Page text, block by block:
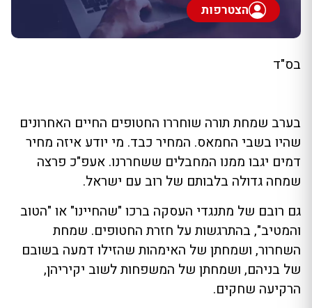
הצטרפות
בס"ד
בערב שמחת תורה שוחררו החטופים החיים האחרונים
שהיו בשבי החמאס. המחיר כבד. מי יודע איזה מחיר
דמים יגבו ממנו המחבלים ששחררנו. אעפ"כ פרצה
שמחה גדולה בלבותם של רוב עם ישראל.
גם רובם של מתנגדי העסקה ברכו "שהחיינו" או "הטוב
והמטיב", בהתרגשות על חזרת החטופים. שמחת
השחרור, ושמחתן של האימהות שהזילו דמעה בשובם
של בניהם, ושמחתן של המשפחות לשוב יקיריהן,
הרקיעה שחקים.